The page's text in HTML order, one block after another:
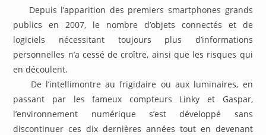
Depuis l’apparition des premiers smartphones grands
publics en 2007, le nombre d’objets connectés et de
logiciels nécessitant toujours plus d’informations
personnelles n’a cessé de croître, ainsi que les risques qui
en découlent.
De l’intellimontre au frigidaire ou aux luminaires, en
passant par les fameux compteurs Linky et Gaspar,
l’environnement numérique s’est développé sans
discontinuer ces dix dernières années tout en devenant